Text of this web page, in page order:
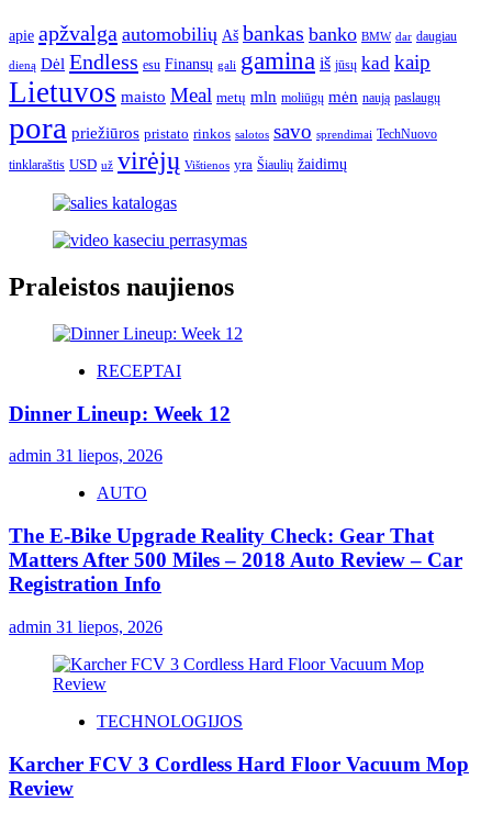
apie apžvalga automobilių Aš bankas banko BMW dar daugiau
dieną Dėl Endless esu Finansų gali gamina iš jūsų kad kaip
Lietuvos maisto Meal metų mln moliūgų mėn naują paslaugų
pora priežiūros pristato rinkos salotos savo sprendimai TechNuovo
tinklaraštis USD už virėjų Vištienos yra Šiaulių žaidimų
Praleistos naujienos
RECEPTAI
Dinner Lineup: Week 12
admin 31 liepos, 2026
AUTO
The E-Bike Upgrade Reality Check: Gear That
Matters After 500 Miles – 2018 Auto Review – Car
Registration Info
admin 31 liepos, 2026
TECHNOLOGIJOS
Karcher FCV 3 Cordless Hard Floor Vacuum Mop
Review